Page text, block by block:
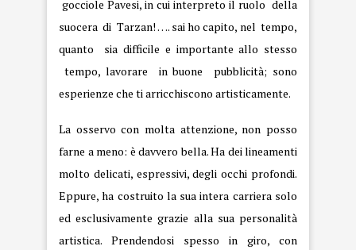
gocciole Pavesi, in cui interpreto il ruolo della
suocera di Tarzan! …. sai ho capito, nel tempo,
quanto sia difficile e importante allo stesso
tempo, lavorare in buone pubblicità; sono
esperienze che ti arricchiscono artisticamente.
La osservo con molta attenzione, non posso
farne a meno: è davvero bella. Ha dei lineamenti
molto delicati, espressivi, degli occhi profondi.
Eppure, ha costruito la sua intera carriera solo
ed esclusivamente grazie alla sua personalità
artistica. Prendendosi spesso in giro, con